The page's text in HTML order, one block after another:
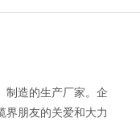
制造的生产厂家。企
界朋友的关爱和大力